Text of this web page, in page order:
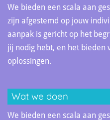
We bieden een scala aan
zijn afgestemd op jouw
aanpak is gericht op het
jij nodig hebt, en het bieden
oplossingen.
Wat we doen
We bieden een scala aan